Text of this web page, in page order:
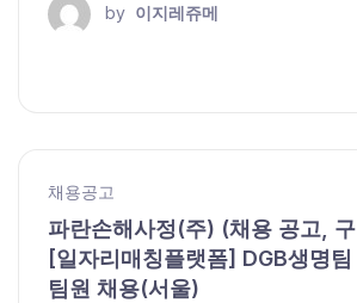
by 이지레쥬메
채용공고
파란손해사정(주) (채용 공고,
[일자리매칭플랫폼] DGB생명팀
팀원 채용(서울)